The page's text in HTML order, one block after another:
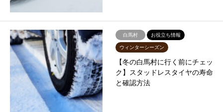
白馬村
お役立ち情報
ウィンターシーズン
【冬の白馬村に行く前にチェッ
ク】スタッドレスタイヤの寿命
と確認方法